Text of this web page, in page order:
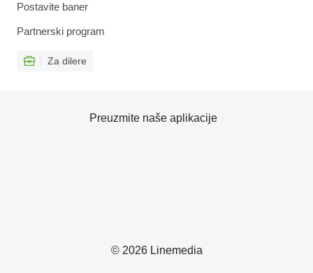
Postavite baner
Partnerski program
Za dilere
© 2026 Linemedia
Preuzmite naše aplikacije